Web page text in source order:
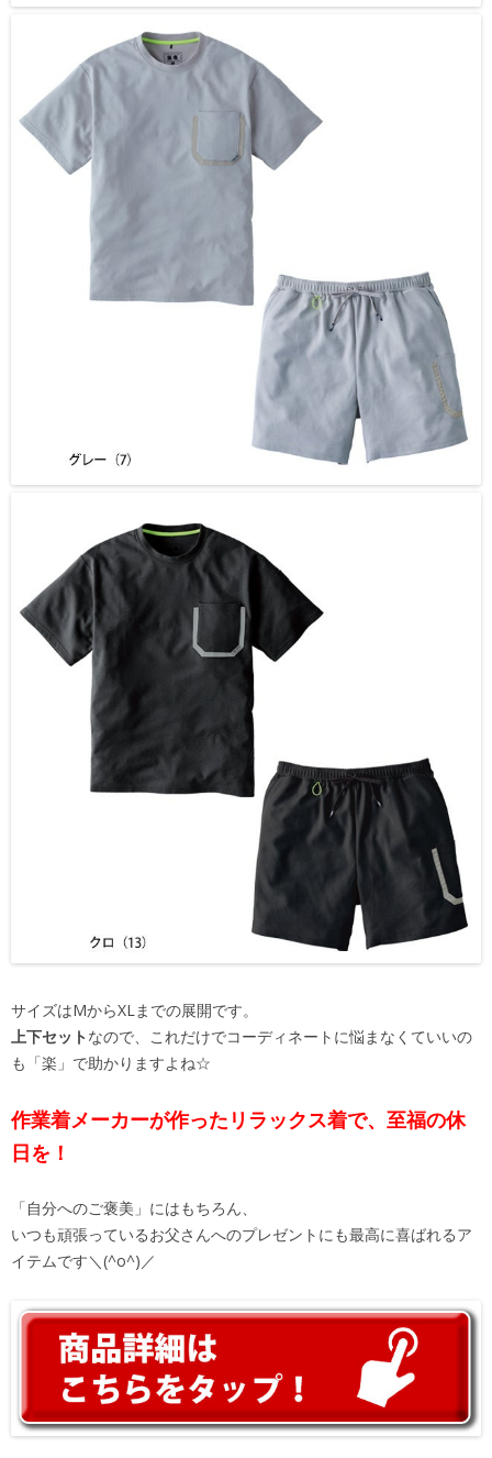
サイズはMからXLまでの展開です。
上下セット なので、これだけでコーディネートに悩まなくていいの
も「楽」で助かりますよね☆
作業着メーカーが作ったリラックス着で、至福の休
日を！
「自分へのご褒美」にはもちろん、
いつも頑張っているお父さんへのプレゼントにも最高に喜ばれるア
イテムです＼(^o^)／